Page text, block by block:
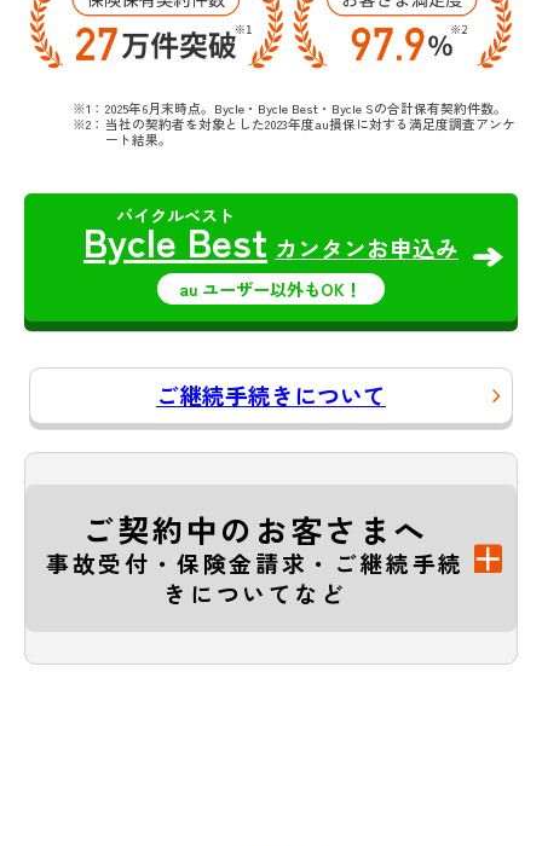
2025年6月末時点。Bycle・Bycle Best・Bycle Sの合計保有契約件数。
当社の契約者を対象とした2023年度au損保に対する満足度調査アンケ
ート結果。
Bycle Best カンタンお申込み
au ユーザー以外もOK！
ご継続手続きについて
ご契約中のお客さまへ
事故受付・保険金請求・ご継続手続
きについてなど